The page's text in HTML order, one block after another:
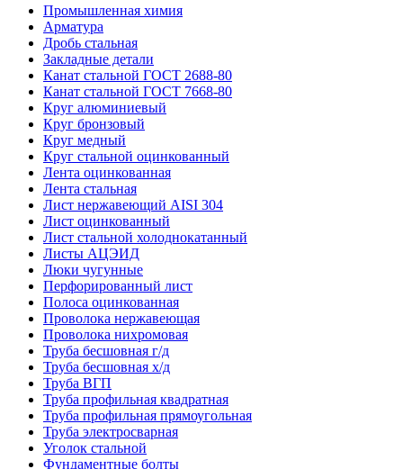
Промышленная химия
Арматура
Дробь стальная
Закладные детали
Канат стальной ГОСТ 2688-80
Канат стальной ГОСТ 7668-80
Круг алюминиевый
Круг бронзовый
Круг медный
Круг стальной оцинкованный
Лента оцинкованная
Лента стальная
Лист нержавеющий AISI 304
Лист оцинкованный
Лист стальной холоднокатанный
Листы АЦЭИД
Люки чугунные
Перфорированный лист
Полоса оцинкованная
Проволока нержавеющая
Проволока нихромовая
Труба бесшовная г/д
Труба бесшовная х/д
Труба ВГП
Труба профильная квадратная
Труба профильная прямоугольная
Труба электросварная
Уголок стальной
Фундаментные болты